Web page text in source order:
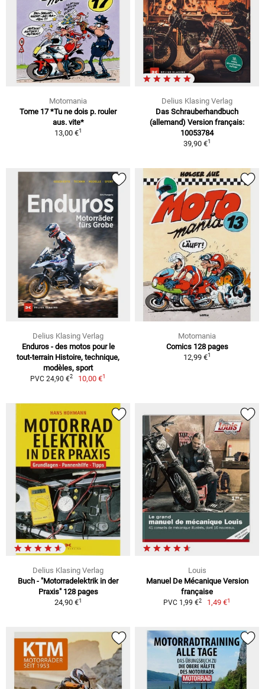
Motomania
Tome 17 *Tu ne dois p. rouler
aus. vite*
13,00 €1
Delius Klasing Verlag
Das Schrauberhandbuch
(allemand) Version français:
10053784
39,90 €1
Delius Klasing Verlag
Enduros - des motos pour le
tout-terrain Histoire, technique,
modèles, sport
PVC 24,90 €2 10,00 €1
Motomania
Comics 128 pages
12,99 €1
Delius Klasing Verlag
Buch - "Motorradelektrik in der
Praxis" 128 pages
24,90 €1
Louis
Manuel De Mécanique Version
française
PVC 1,99 €2 1,49 €1